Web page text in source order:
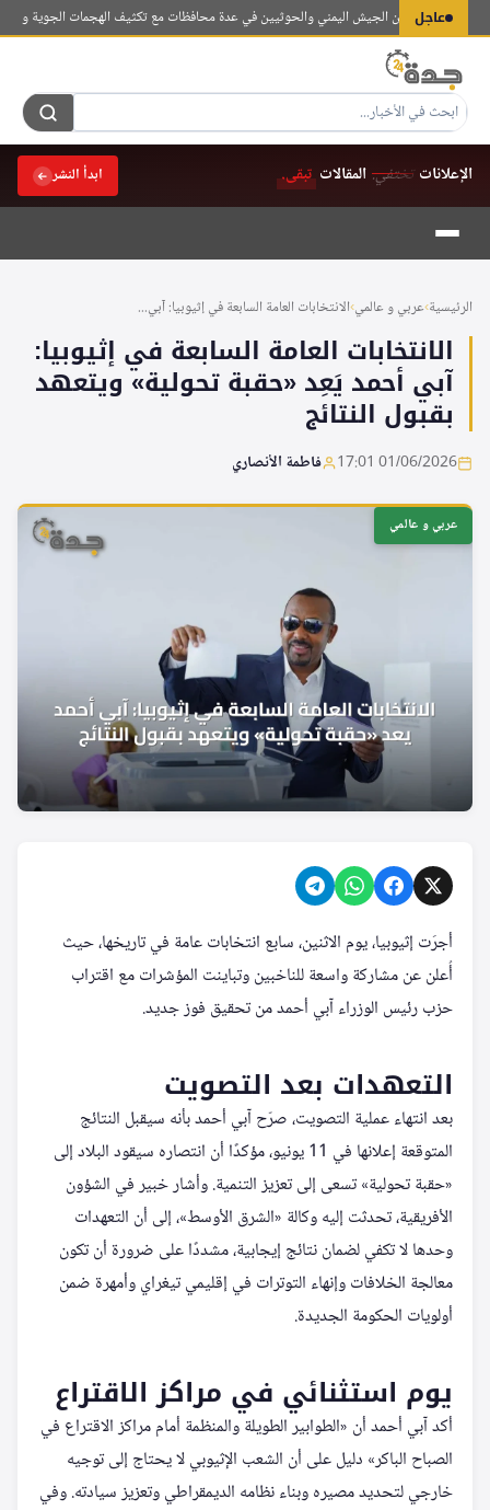
عاجل
عنيفة بين الجيش اليمني والحوثيين في عدة محافظات مع تكثيف الهجمات الجوية والمدفعية
الإعلانات تختفي.المقالات تبقى. ابدأ النشر
التجاوز
المحتوى
الرئيسية›عربي و عالمي›الانتخابات العامة السابعة في إثيوبيا: آبي...
الانتخابات العامة السابعة في إثيوبيا:
آبي أحمد يَعِد «حقبة تحولية» ويتعهد
بقبول النتائج
01/06/2026 17:01 فاطمة الأنصاري
عربي و عالمي
أجرَت إثيوبيا، يوم الاثنين، سابع انتخابات عامة في تاريخها، حيث
أُعلن عن مشاركة واسعة للناخبين وتباينت المؤشرات مع اقتراب
حزب رئيس الوزراء آبي أحمد من تحقيق فوز جديد.
التعهدات بعد التصويت
بعد انتهاء عملية التصويت، صرّح آبي أحمد بأنه سيقبل النتائج
المتوقعة إعلانها في 11 يونيو، مؤكدًا أن انتصاره سيقود البلاد إلى
«حقبة تحولية» تسعى إلى تعزيز التنمية. وأشار خبير في الشؤون
الأفريقية، تحدثت إليه وكالة «الشرق الأوسط»، إلى أن التعهدات
وحدها لا تكفي لضمان نتائج إيجابية، مشددًا على ضرورة أن تكون
معالجة الخلافات وإنهاء التوترات في إقليمي تيغراي وأمهرة ضمن
أولويات الحكومة الجديدة.
يوم استثنائي في مراكز الاقتراع
أكد آبي أحمد أن «الطوابير الطويلة والمنظمة أمام مراكز الاقتراع في
الصباح الباكر» دليل على أن الشعب الإثيوبي لا يحتاج إلى توجيه
خارجي لتحديد مصيره وبناء نظامه الديمقراطي وتعزيز سيادته. وفي